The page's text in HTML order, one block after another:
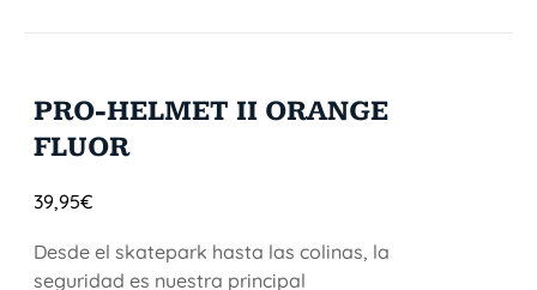
PRO-HELMET II ORANGE
FLUOR
39,95€
Desde el skatepark hasta las colinas, la
seguridad es nuestra principal